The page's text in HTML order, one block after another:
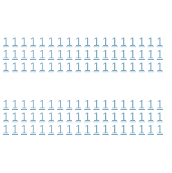
1 1 1 1 1 1 1 1 1 1 1 1 1 1 1 1 1 1
1 1 1 1 1 1 1 1 1 1 1 1 1 1 1 1 1 1
1 1 1 1 1 1 1 1 1 1 1 1 1 1 1 1 1 1
1 1 1 1 1 1 1 1 1 1 1 1 1 1 1 1 1 1
1 1 1 1 1 1 1 1 1 1 1 1 1 1 1 1 1 1
1 1 1 1 1 1 1 1 1 1 1 1 1 1 1 1 1 1